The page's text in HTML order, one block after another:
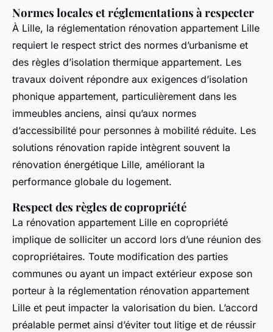
Normes locales et réglementations à respecter
À Lille, la réglementation rénovation appartement Lille
requiert le respect strict des normes d’urbanisme et
des règles d’isolation thermique appartement. Les
travaux doivent répondre aux exigences d’isolation
phonique appartement, particulièrement dans les
immeubles anciens, ainsi qu’aux normes
d’accessibilité pour personnes à mobilité réduite. Les
solutions rénovation rapide intègrent souvent la
rénovation énergétique Lille, améliorant la
performance globale du logement.
Respect des règles de copropriété
La rénovation appartement Lille en copropriété
implique de solliciter un accord lors d’une réunion des
copropriétaires. Toute modification des parties
communes ou ayant un impact extérieur expose son
porteur à la réglementation rénovation appartement
Lille et peut impacter la valorisation du bien. L’accord
préalable permet ainsi d’éviter tout litige et de réussir